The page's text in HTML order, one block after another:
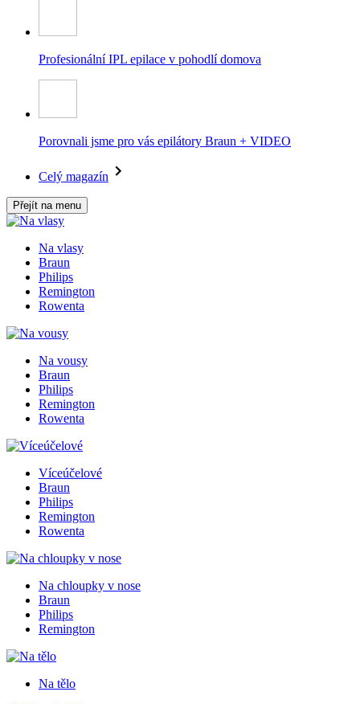
Profesionální IPL epilace v pohodlí domova
Porovnali jsme pro vás epilátory Braun + VIDEO
Celý magazín
Přejít na menu
Na vlasy
Braun
Philips
Remington
Rowenta
Na vousy
Braun
Philips
Remington
Rowenta
Víceúčelové
Braun
Philips
Remington
Rowenta
Na chloupky v nose
Braun
Philips
Remington
Na tělo